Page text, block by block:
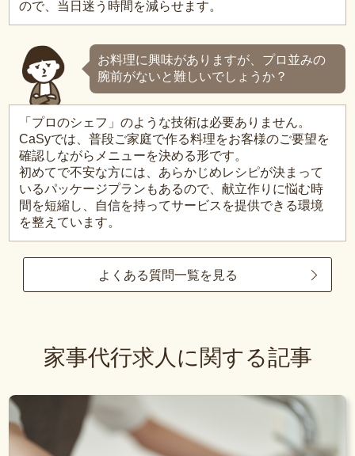
ので、当日迷う時間を減らせます。
お料理に興味がありますが、プロ並みの
腕前がないと難しいでしょうか？
「プロのシェフ」のような技術は必要ありません。
CaSyでは、普段ご家庭で作る料理をお客様のご要望を
確認しながらメニューを決める形です。
初めてで不安な方には、あらかじめレシピが決まって
いるパッケージプランもあるので、献立作りに悩む時
間を短縮し、自信を持ってサービスを提供できる環境
を整えています。
よくある質問一覧を見る
家事代行求人に関する記事